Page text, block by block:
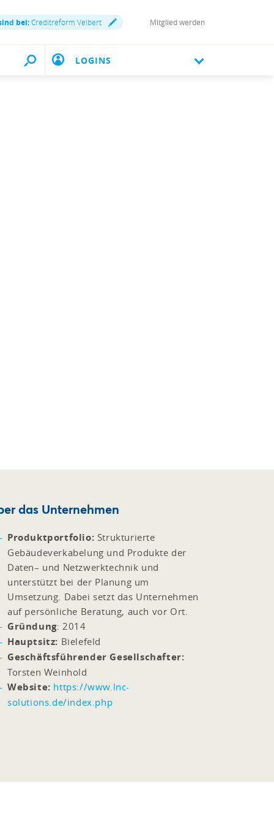
bei:Creditreform Velbert Mitglied werden
LOGINS
das Unternehmen
Produktportfolio: Strukturierte
Gebäudeverkabelung und Produkte der
Daten– und Netzwerktechnik und
unterstützt bei der Planung um
Umsetzung. Dabei setzt das Unternehmen
auf persönliche Beratung, auch vor Ort.
Gründung: 2014
Hauptsitz: Bielefeld
Geschäftsführender Gesellschafter:
Torsten Weinhold
Website: https://www.lnc-
solutions.de/index.php